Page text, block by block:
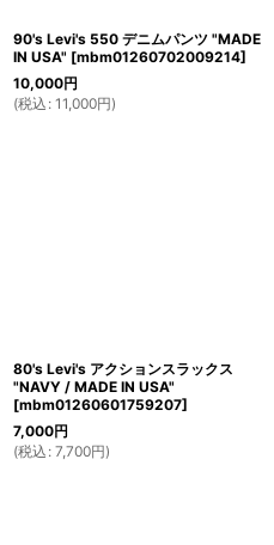
90's Levi's 550 デニムパンツ "MADE
IN USA" [mbm01260702009214]
10,000円
(税込 : 11,000円)
80's Levi's アクションスラックス
"NAVY / MADE IN USA"
[mbm01260601759207]
7,000円
(税込 : 7,700円)